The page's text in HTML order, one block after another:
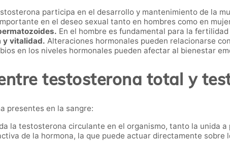
participa en el desarrollo y mantenimiento de la
en el deseo sexual tanto en hombres como en
En el hombre es fundamental para la fertilidad
y vitalidad. Alteraciones hormonales pueden relacionarse
en los niveles hormonales pueden afectar al bienestar
testosterona total y
presentes en la sangre:
la testosterona circulante en el organismo, tanto la unida
de la hormona, la que puede actuar directamente